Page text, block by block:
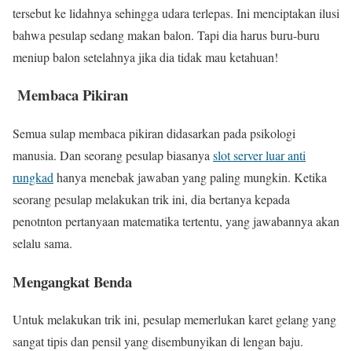
tersebut ke lidahnya sehingga udara terlepas. Ini menciptakan ilusi
bahwa pesulap sedang makan balon. Tapi dia harus buru-buru
meniup balon setelahnya jika dia tidak mau ketahuan!
Membaca Pikiran
Semua sulap membaca pikiran didasarkan pada psikologi
manusia. Dan seorang pesulap biasanya slot server luar anti
rungkad hanya menebak jawaban yang paling mungkin. Ketika
seorang pesulap melakukan trik ini, dia bertanya kepada
penotnton pertanyaan matematika tertentu, yang jawabannya akan
selalu sama.
Mengangkat Benda
Untuk melakukan trik ini, pesulap memerlukan karet gelang yang
sangat tipis dan pensil yang disembunyikan di lengan baju.